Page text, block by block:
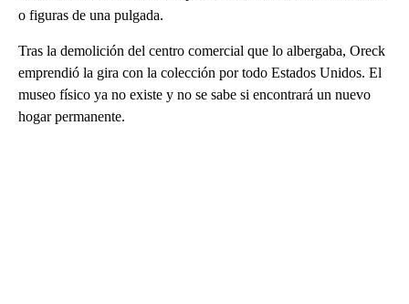
o figuras de una pulgada.
Tras la demolición del centro comercial que lo albergaba, Oreck
emprendió la gira con la colección por todo Estados Unidos. El
museo físico ya no existe y no se sabe si encontrará un nuevo
hogar permanente.